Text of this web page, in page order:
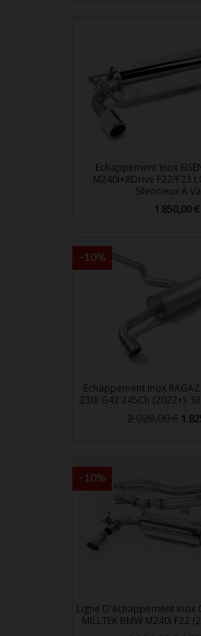
Echappement Inox
M240i+xDrive F22/F23
Silencieux À
Prix
1 850,00 €
Echappement Inox
230i G42 245Ch (2022+)-
Prix
1
-10%
Ligne D'échappement Inox
MILLTEK BMW M240i F22
-10%